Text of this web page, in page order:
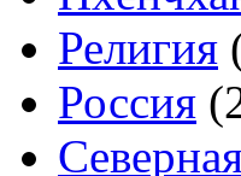
Религия
Россия